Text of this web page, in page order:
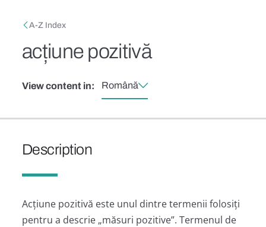
Breadcrumb
A-Z Index
acțiune pozitivă
View content in: Română
Description
Acțiune pozitivă este unul dintre termenii folosiți
pentru a descrie „măsuri pozitive”. Termenul de